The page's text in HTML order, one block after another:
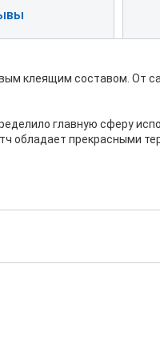
клеящим составом. От
главную сферу
обладает прекрасными